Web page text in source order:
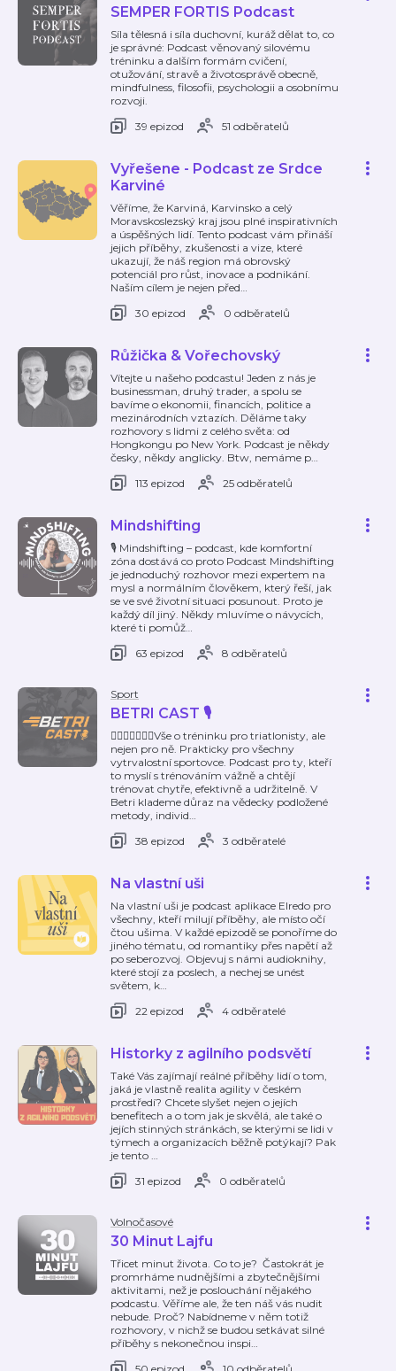
SEMPER FORTIS Podcast
Síla tělesná i síla duchovní, kuráž dělat to, co
je správné: Podcast věnovaný silovému
tréninku a dalším formám cvičení,
otužování, stravě a životosprávě obecně,
mindfulness, filosofii, psychologii a osobnímu
rozvoji.
39 epizod
51 odběratelů
Vyřešene - Podcast ze Srdce
Karviné
Věříme, že Karviná, Karvinsko a celý
Moravskoslezský kraj jsou plné inspirativních
a úspěšných lidí. Tento podcast vám přináší
jejich příběhy, zkušenosti a vize, které
ukazují, že náš region má obrovský
potenciál pro růst, inovace a podnikání.
Naším cílem je nejen před…
30 epizod
0 odběratelů
Růžička & Vořechovský
Vítejte u našeho podcastu! Jeden z nás je
businessman, druhý trader, a spolu se
bavíme o ekonomii, financích, politice a
mezinárodních vztazích. Děláme taky
rozhovory s lidmi z celého světa: od
Hongkongu po New York. Podcast je někdy
česky, někdy anglicky. Btw, nemáme p…
113 epizod
25 odběratelů
Mindshifting
🎙 Mindshifting – podcast, kde komfortní
zóna dostává co proto Podcast Mindshifting
je jednoduchý rozhovor mezi expertem na
mysl a normálním člověkem, který řeší, jak
se ve své životní situaci posunout. Proto je
každý díl jiný. Někdy mluvíme o návycích,
které ti pomůž…
63 epizod
8 odběratelů
Sport
BETRI CAST 🎙️
🏊🏼🚴🏼‍♂️🏃🏼Vše o tréninku pro triatlonisty, ale
nejen pro ně. Prakticky pro všechny
vytrvalostní sportovce. Podcast pro ty, kteří
to myslí s trénováním vážně a chtějí
trénovat chytře, efektivně a udržitelně. V
Betri klademe důraz na vědecky podložené
metody, individ…
38 epizod
3 odběratelé
Na vlastní uši
Na vlastní uši je podcast aplikace Elredo pro
všechny, kteří milují příběhy, ale místo očí
čtou ušima. V každé epizodě se ponoříme do
jiného tématu, od romantiky přes napětí až
po seberozvoj. Objevuj s námi audioknihy,
které stojí za poslech, a nechej se unést
světem, k…
22 epizod
4 odběratelé
Historky z agilního podsvětí
Také Vás zajímají reálné příběhy lidí o tom,
jaká je vlastně realita agility v českém
prostředí? Chcete slyšet nejen o jejích
benefitech a o tom jak je skvělá, ale také o
jejích stinných stránkách, se kterými se lidi v
týmech a organizacích běžně potýkají? Pak
je tento …
31 epizod
0 odběratelů
Volnočasové
30 Minut Lajfu
Třicet minut života. Co to je? Častokrát je
promrháme nudnějšími a zbytečnějšími
aktivitami, než je poslouchání nějakého
podcastu. Věříme ale, že ten náš vás nudit
nebude. Proč? Nabídneme v něm totiž
rozhovory, v nichž se budou setkávat silné
příběhy s nekonečnou inspi…
50 epizod
10 odběratelů